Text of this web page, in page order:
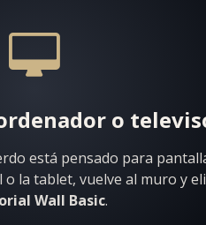
o
está pensado para
o la tablet, vuelve al muro y
Wall Basic.